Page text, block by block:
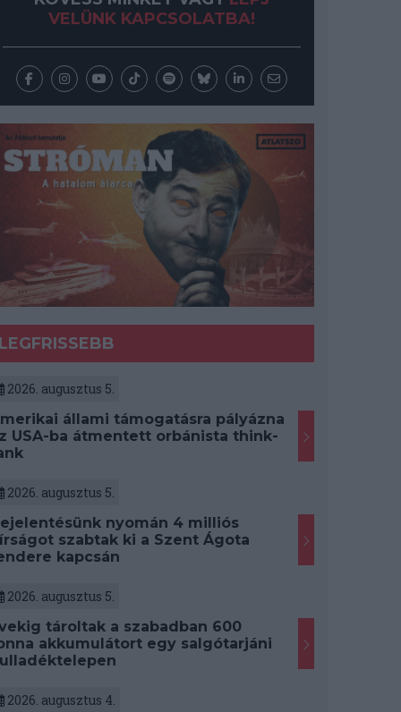
VELÜNK KAPCSOLATBA!
LEGFRISSEBB
2026. augusztus 5.
állami támogatásra pályázna
USA-ba átmentett orbánista think-
2026. augusztus 5.
nyomán 4 milliós
szabtak ki a Szent Ágota
kapcsán
2026. augusztus 5.
tároltak a szabadban 600
akkumulátort egy salgótarjáni
2026. augusztus 4.